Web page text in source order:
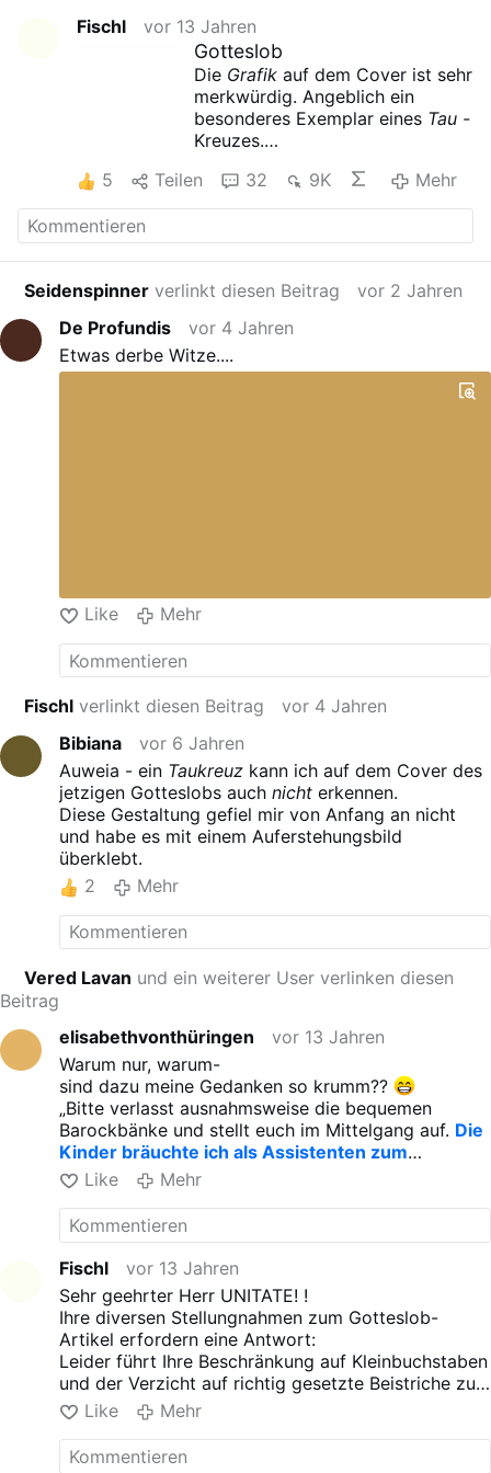
Fischl vor 13 Jahren
Gotteslob
Die Grafikauf dem Cover ist sehr
merkwürdig. Angeblich ein
besonderes Exemplar eines Tau -
Kreuzes.
(was ist eigentlich ein
Taukreuz?).– Aber geh, das steht
Aha. Also ich seh da kein Kreuz,
anderes. Schau mit zwei weiteren
Strichen kommt unter dem Strich
etwas ganz anderes heraus –
Was fällt dir ein? Das kann doch
5 Teilen 32 9K Mehr
Seidenspinner verlinkt diesen Beitrag
vor 2 Jahren
De Profundis
vor 4 Jahren
Etwas derbe Witze....
Like Mehr
Fischl verlinkt diesen Beitrag
vor 4 Jahren
Bibiana
vor 6 Jahren
Auweia - ein Taukreuz kann ich auf dem Cover des
jetzigen Gotteslobs auchnicht erkennen.
Diese Gestaltung gefiel mir von Anfang an nicht
und habe es mit einem Auferstehungsbild
überklebt.
2
Mehr
Vered Lavan und ein weiterer User verlinken diesen
Beitrag
elisabethvonthüringen
vor 13 Jahren
Warum nur, warum-
sind dazu meine Gedanken so krumm??
„Bitte verlasst ausnahmsweise die bequemen
Barockbänke und stellt euch im Mittelgang auf. Die
Kinder bräuchte ich als Assistenten zum
Vorzeigen“, so beginnt die Predigt von Hermann
Glettler. Der Pfarrer wurde damit Sieger der
Kategorie „Priester“. Hermann Glettler (geb. 1965 in
Übelbach) studierte Theologie und Kunstgeschichte
in Graz und Tübingen, wirkt im multikulturellen
Grazer Bezirk Gries und stellt seine Kirche St.
Andrä immer wieder für zeitgenössische
Kunstprojekte zur Verfügung.
Like Mehr
Fischl
vor 13 Jahren
Sehr geehrter Herr UNITATE! !
Ihre diversen Stellungnahmen zum Gotteslob-
Artikel erfordern eine Antwort:
Leider führt Ihre Beschränkung auf Kleinbuchstaben
und der Verzicht auf richtig gesetzte Beistriche zu
unnötigen Unklarheiten.
In Ihrem ersten Kommentar weisen Sie zu Recht auf
meinen Tippfehler hin. Natürlich muß es "cui bono"
Like Mehr